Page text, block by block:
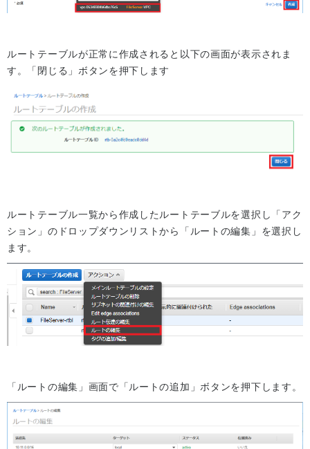
ルートテーブルが正常に作成されると以下の画面が表示されま
す。「閉じる」ボタンを押下します
ルートテーブル一覧から作成したルートテーブルを選択し「アク
ション」のドロップダウンリストから「ルートの編集」を選択し
ます。
「ルートの編集」画面で「ルートの追加」ボタンを押下します。